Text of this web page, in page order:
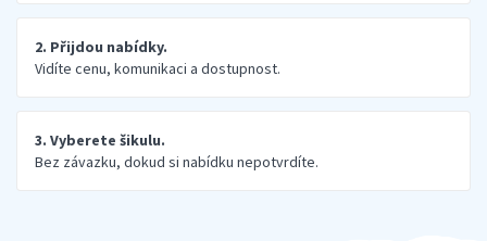
2. Přijdou nabídky.
Vidíte cenu, komunikaci a dostupnost.
3. Vyberete šikulu.
Bez závazku, dokud si nabídku nepotvrdíte.